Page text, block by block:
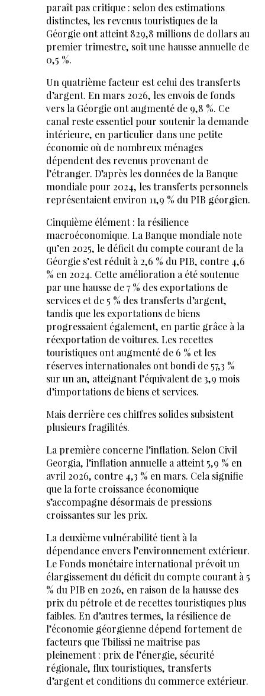
paraît pas critique : selon des estimations
distinctes, les revenus touristiques de la
Géorgie ont atteint 829,8 millions de dollars au
premier trimestre, soit une hausse annuelle de
0,5 %.
Un quatrième facteur est celui des transferts
d’argent. En mars 2026, les envois de fonds
vers la Géorgie ont augmenté de 9,8 %. Ce
canal reste essentiel pour soutenir la demande
intérieure, en particulier dans une petite
économie où de nombreux ménages
dépendent des revenus provenant de
l’étranger. D’après les données de la Banque
mondiale pour 2024, les transferts personnels
représentaient environ 11,9 % du PIB géorgien.
Cinquième élément : la résilience
macroéconomique. La Banque mondiale note
qu’en 2025, le déficit du compte courant de la
Géorgie s’est réduit à 2,6 % du PIB, contre 4,6
% en 2024. Cette amélioration a été soutenue
par une hausse de 7 % des exportations de
services et de 5 % des transferts d’argent,
tandis que les exportations de biens
progressaient également, en partie grâce à la
réexportation de voitures. Les recettes
touristiques ont augmenté de 6 % et les
réserves internationales ont bondi de 57,3 %
sur un an, atteignant l’équivalent de 3,9 mois
d’importations de biens et services.
Mais derrière ces chiffres solides subsistent
plusieurs fragilités.
La première concerne l’inflation. Selon Civil
Georgia, l’inflation annuelle a atteint 5,9 % en
avril 2026, contre 4,3 % en mars. Cela signifie
que la forte croissance économique
s’accompagne désormais de pressions
croissantes sur les prix.
La deuxième vulnérabilité tient à la
dépendance envers l’environnement extérieur.
Le Fonds monétaire international prévoit un
élargissement du déficit du compte courant à 5
% du PIB en 2026, en raison de la hausse des
prix du pétrole et de recettes touristiques plus
faibles. En d’autres termes, la résilience de
l’économie géorgienne dépend fortement de
facteurs que Tbilissi ne maîtrise pas
pleinement : prix de l’énergie, sécurité
régionale, flux touristiques, transferts
d’argent et conditions du commerce extérieur.